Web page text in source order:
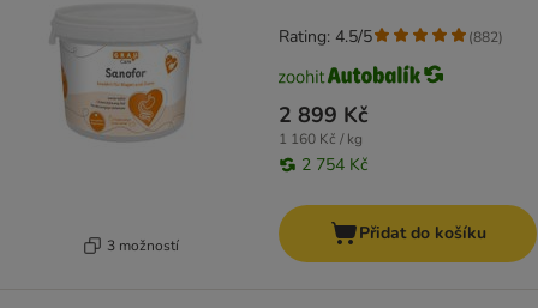
3 možností
2 899 Kč
1 160 Kč / kg
2 754 Kč
Rating: 4.5/5 (882)
Přidat do košíku